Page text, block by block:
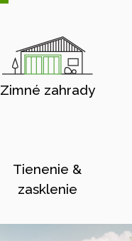
Zimné zahrady
Tienenie &
zasklenie